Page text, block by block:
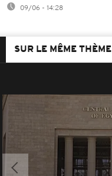
09/06 - 14:28
SUR LE MÊME THÈME